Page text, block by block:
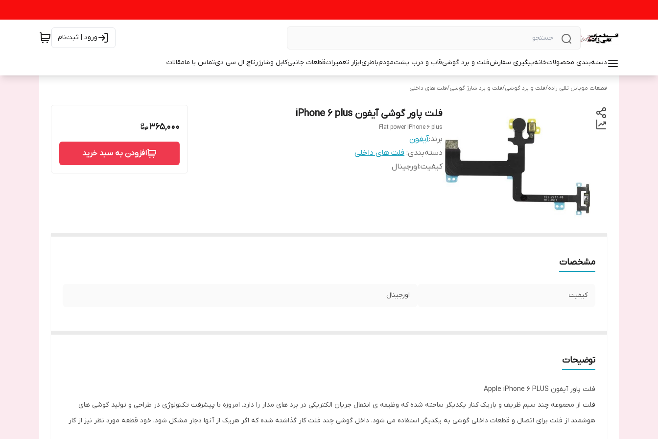
ورود | ثبت‌نام
دسته‌بندی محصولاتخانهپیگیری سفارشفلت و برد گوشیقاب و درب پشتمودمباطریابزار تعمیراتقطعات جانبیکابل وشارژرتاچ ال سی دیتماس با مامقالات
قطعات موبایل تقی زاده/فلت و برد گوشی/فلت و برد شارژ گوشی/فلت های داخلی
فلت پاور گوشی آیفون iPhone 6 plus
Flat power IPhone 6 plus
برند:آیفون
دسته‌بندی: فلت های داخلی
کیفیت:اورجینال
365,000
افزودن به سبد خرید
مشخصات
کیفیت اورجینال
توضیحات
فلت پاور آیفون Apple iPhone 6 PLUS
فلت از مجموعه چند سیم ظریف و باریک کنار یکدیگر ساخته شده که وظیفه ی انتقال جریان الکتریکی در برد های مدار را دارد. امروزه با پیشرفت تکنولوژی در طراحی و تولید گوشی های
هوشمند از فلت برای اتصال و قطعات داخلی گوشی به یکدیگر استفاده می شود. داخل گوشی چند فلت کار گذاشته شده که اگر هریک از آنها دچار مشکل شود، خود قطعه مورد نظر نیز از کار